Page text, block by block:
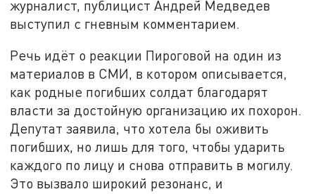
журналист, публицист Андрей Медведев
выступил с гневным комментарием.
Речь идёт о реакции Пироговой на один из
материалов в СМИ, в котором описывается,
как родные погибших солдат благодарят
власти за достойную организацию их похорон.
Депутат заявила, что хотела бы оживить
погибших, но лишь для того, чтобы ударить
каждого по лицу и снова отправить в могилу.
Это вызвало широкий резонанс, и